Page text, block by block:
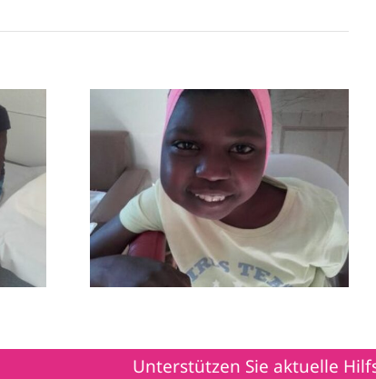
Ein Gast aus Burkina
Faso
Unterstützen Sie aktuelle